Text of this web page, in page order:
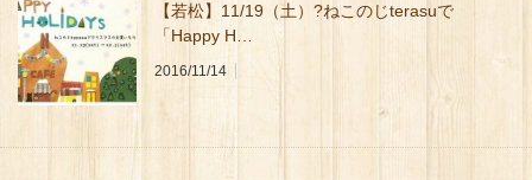
【若松】11/19（土）?ねこのじterasuで
「Happy H…
2016/11/14